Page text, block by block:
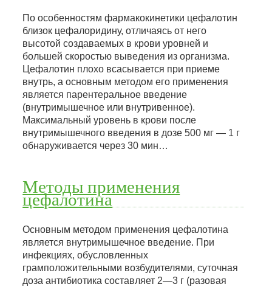
По особенностям фармакокинетики цефалотин
близок цефалоридину, отличаясь от него
высотой создаваемых в крови уровней и
большей скоростью выведения из организма.
Цефалотин плохо всасывается при приеме
внутрь, а основным методом его применения
является парентеральное введение
(внутримышечное или внутривенное).
Максимальный уровень в крови после
внутримышечного введения в дозе 500 мг — 1 г
обнаруживается через 30 мин…
Методы применения
цефалотина
Основным методом применения цефалотина
является внутримышечное введение. При
инфекциях, обусловленных
грамположительными возбудителями, суточная
доза антибиотика составляет 2—3 г (разовая